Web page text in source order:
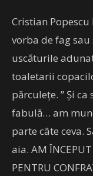
Cristian Popescu
vorba de fag
uscăturile
toaletarii
părculețe. ” Și
fabulă… am
parte câte ceva.
aia. AM
PENTRU